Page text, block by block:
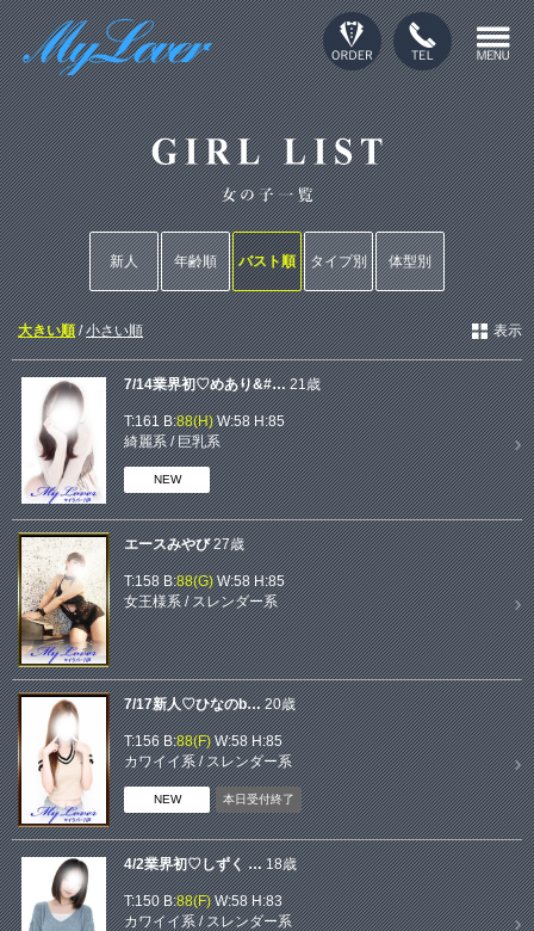
新人 年齢順 バスト順 タイプ別 体型別
大きい順/小さい順 表示
7/14業界初♡めあり&#… 21歳
T:161 B:88(H)W:58 H:85
綺麗系/巨乳系
NEW
エースみやび 27歳
T:158 B:88(G)W:58 H:85
女王様系/スレンダー系
7/17新人♡ひなのb… 20歳
T:156 B:88(F)W:58 H:85
カワイイ系/スレンダー系
NEW 本日受付終了
4/2業界初♡しずく … 18歳
T:150 B:88(F)W:58 H:83
カワイイ系/スレンダー系